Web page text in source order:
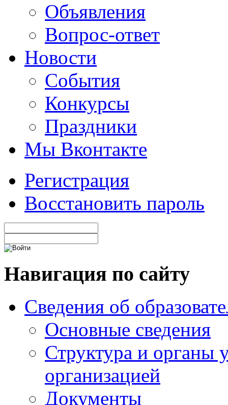
Объявления
Вопрос-ответ
Новости
События
Конкурсы
Праздники
Мы Вконтакте
Регистрация
Восстановить пароль
Навигация по сайту
Сведения об
Основные сведения
Структура и органы
организацией
Документы